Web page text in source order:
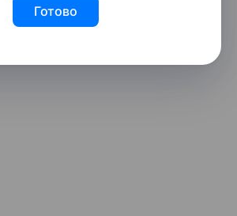
составляет
Готово